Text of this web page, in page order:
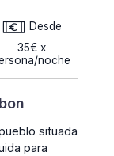
Desde
35€ x
noche
situada
para